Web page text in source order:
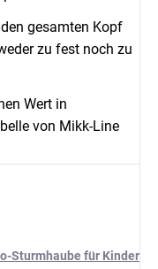
gesamten Kopf
zu fest noch zu
Wert in
von Mikk-Line
Sturmhaube für Kinder